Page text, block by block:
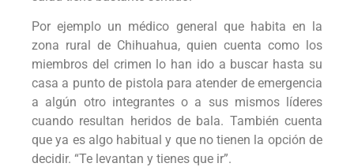
Por ejemplo un médico general que habita en la
zona rural de Chihuahua, quien cuenta como los
miembros del crimen lo han ido a buscar hasta su
casa a punto de pistola para atender de emergencia
a algún otro integrantes o a sus mismos líderes
cuando resultan heridos de bala. También cuenta
que ya es algo habitual y que no tienen la opción de
decidir. “Te levantan y tienes que ir”.